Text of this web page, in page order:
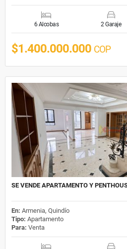
6 Alcobas 2 Garaje
$1.400.000.000 COP
SE VENDE APARTAMENTO Y
En: Armenia, Quindío
Tipo: Apartamento
Para: Venta